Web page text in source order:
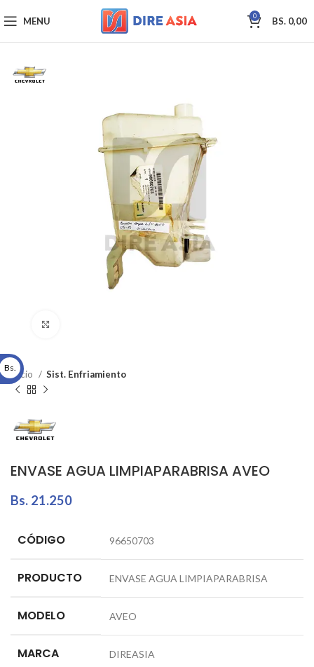
MENU 0 BS. 0,00
Inicio Sist. Enfriamiento
ENVASE AGUA LIMPIAPARABRISA AVEO
Bs. 21.250
CÓDIGO 96650703
PRODUCTO ENVASE AGUA LIMPIAPARABRISA
MODELO AVEO
MARCA DIREASIA
Bs.